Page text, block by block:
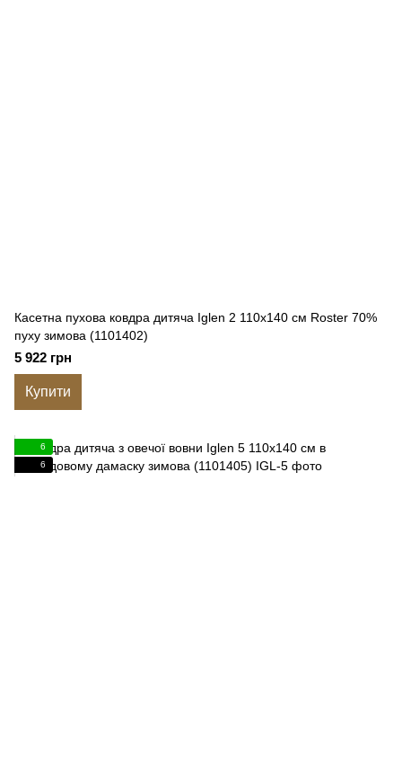
Касетна пухова ковдра дитяча Iglen 2 110x140 см Roster 70%
пуху зимова (1101402)
5 922 грн
Купити
6
6